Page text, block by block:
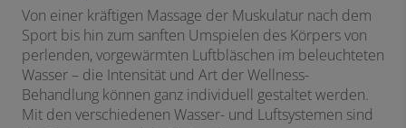
Von einer kräftigen Massage der Muskulatur nach dem
Sport bis hin zum sanften Umspielen des Körpers von
perlenden, vorgewärmten Luftbläschen im beleuchteten
Wasser – die Intensität und Art der Wellness-
Behandlung können ganz individuell gestaltet werden.
Mit den verschiedenen Wasser- und Luftsystemen sind